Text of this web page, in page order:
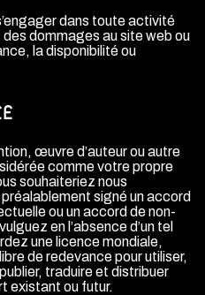
dans toute activité
dommages au site web ou
la disponibilité ou
œuvre d’auteur ou autre
comme votre propre
souhaiteriez nous
signé un accord
ou un accord de non-
en l’absence d’un tel
une licence mondiale,
de redevance pour utiliser,
traduire et distribuer
existant ou futur.